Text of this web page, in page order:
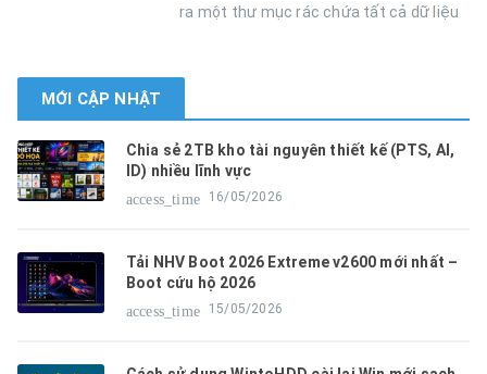
ra một thư mục rác chứa tất cả dữ liệu
MỚI CẬP NHẬT
Chia sẻ 2TB kho tài nguyên thiết kế (PTS, AI,
ID) nhiều lĩnh vực
access_time
16/05/2026
Tải NHV Boot 2026 Extreme v2600 mới nhất –
Boot cứu hộ 2026
access_time
15/05/2026